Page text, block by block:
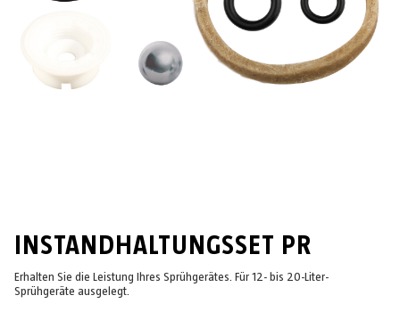
INSTANDHALTUNGSSET PR
Erhalten Sie die Leistung Ihres Sprühgerätes. Für 12- bis 20-Liter-
Sprühgeräte ausgelegt.